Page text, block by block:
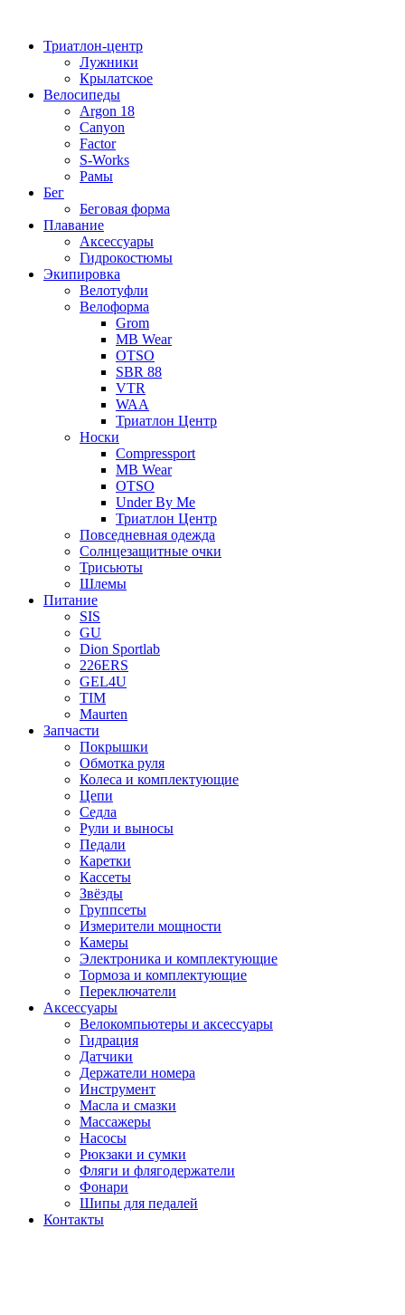
содержимому
Триатлон-центр
Лужники
Крылатское
Велосипеды
Argon 18
Canyon
Factor
S-Works
Рамы
Бег
Беговая форма
Плавание
Аксессуары
Гидрокостюмы
Экипировка
Велотуфли
Велоформа
Grom
MB Wear
OTSO
SBR 88
VTR
WAA
Триатлон Центр
Носки
Compressport
MB Wear
OTSO
Under By Me
Триатлон Центр
Повседневная одежда
Солнцезащитные очки
Трисьюты
Шлемы
Питание
SIS
GU
Dion Sportlab
226ERS
GEL4U
TIM
Maurten
Запчасти
Покрышки
Обмотка руля
Колеса и комплектующие
Цепи
Седла
Рули и выносы
Педали
Каретки
Кассеты
Звёзды
Группсеты
Измерители мощности
Камеры
Электроника и комплектующие
Тормоза и комплектующие
Переключатели
Аксессуары
Велокомпьютеры и аксессуары
Гидрация
Датчики
Держатели номера
Инструмент
Масла и смазки
Массажеры
Насосы
Рюкзаки и сумки
Фляги и флягодержатели
Фонари
Шипы для педалей
Контакты